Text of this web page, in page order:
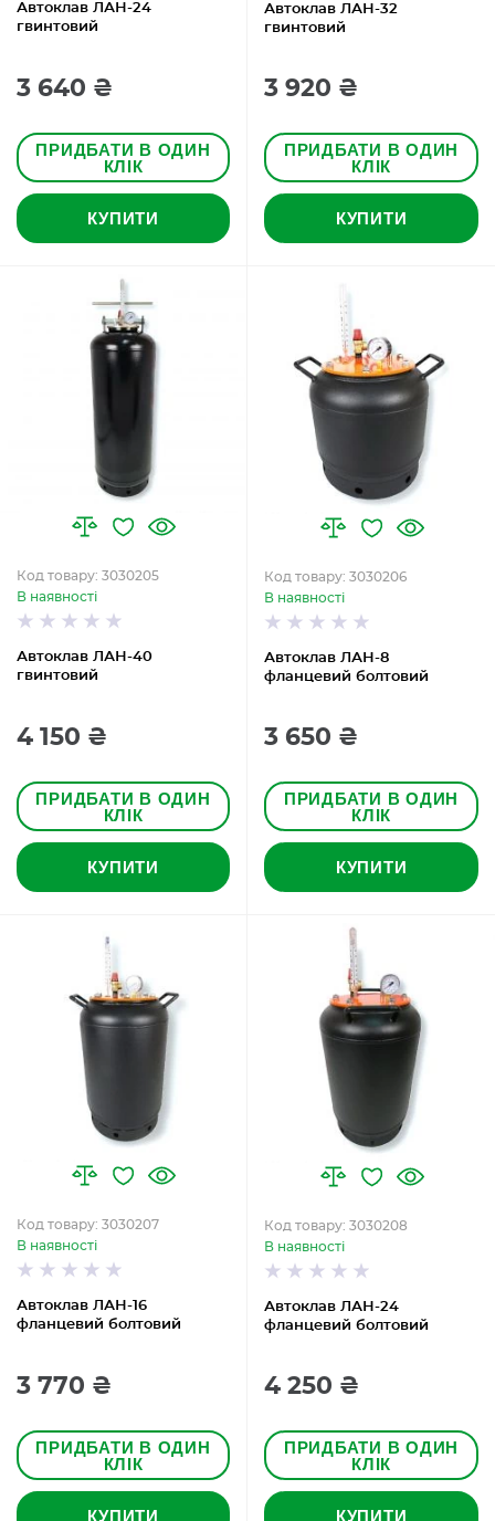
Автоклав ЛАН-24
гвинтовий
3 640 ₴
ПРИДБАТИ В ОДИН
КЛІК
КУПИТИ
Автоклав ЛАН-32
гвинтовий
3 920 ₴
ПРИДБАТИ В ОДИН
КЛІК
КУПИТИ
Автоклав ЛАН-40
гвинтовий
Код товару: 3030205
В наявності
4 150 ₴
ПРИДБАТИ В ОДИН
КЛІК
КУПИТИ
Автоклав ЛАН-8
фланцевий болтовий
Код товару: 3030206
В наявності
3 650 ₴
ПРИДБАТИ В ОДИН
КЛІК
КУПИТИ
Автоклав ЛАН-16
фланцевий болтовий
Код товару: 3030207
В наявності
3 770 ₴
ПРИДБАТИ В ОДИН
КЛІК
КУПИТИ
Автоклав ЛАН-24
фланцевий болтовий
Код товару: 3030208
В наявності
4 250 ₴
ПРИДБАТИ В ОДИН
КЛІК
КУПИТИ